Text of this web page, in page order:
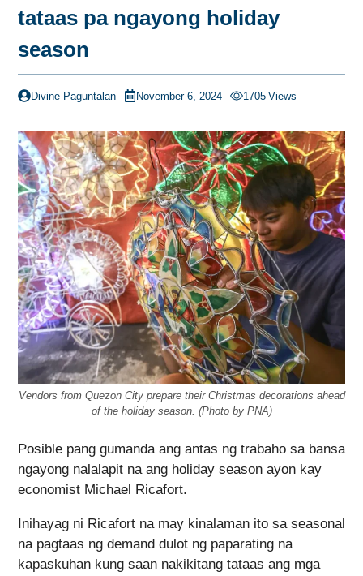
tataas pa ngayong holiday
season
Divine Paguntalan November 6, 2024 1705 Views
Vendors from Quezon City prepare their Christmas decorations ahead
of the holiday season. (Photo by PNA)
Posible pang gumanda ang antas ng trabaho sa bansa
ngayong nalalapit na ang holiday season ayon kay
economist Michael Ricafort.
Inihayag ni Ricafort na may kinalaman ito sa seasonal
na pagtaas ng demand dulot ng paparating na
kapaskuhan kung saan nakikitang tataas ang mga